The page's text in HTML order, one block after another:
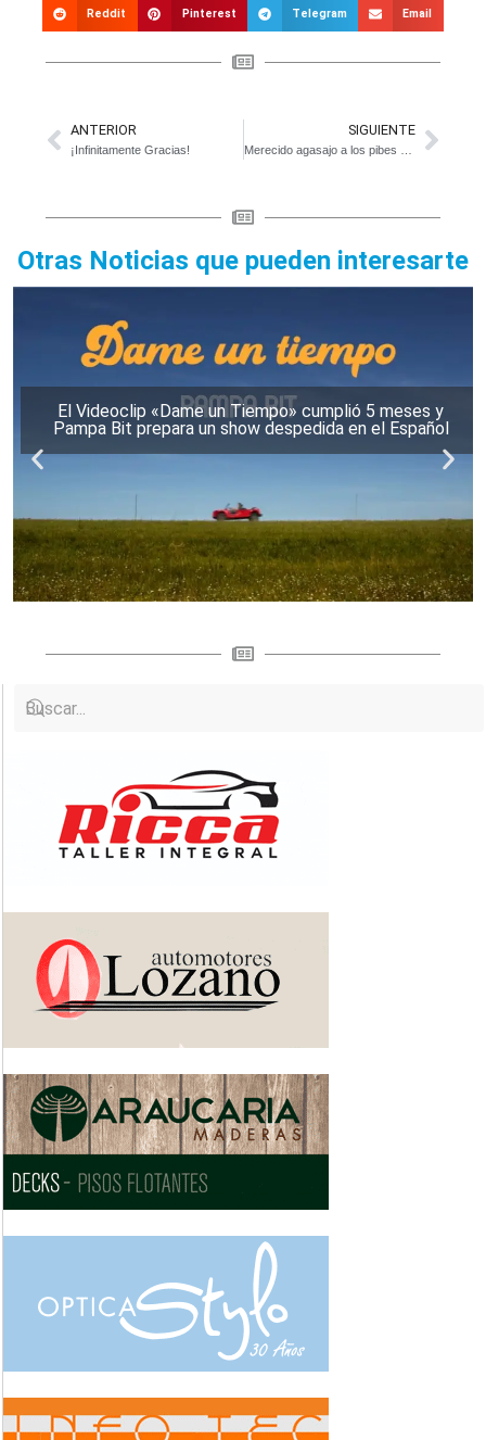
Reddit Pinterest Telegram Email
ANTERIOR
¡Infinitamente Gracias!
SIGUIENTE
Otras Noticias que pueden interesarte
El Videoclip «Dame un Tiempo» cumplió 5 meses y
Pampa Bit prepara un show despedida en el Español